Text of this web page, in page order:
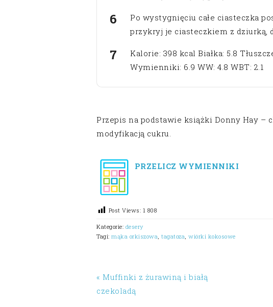
Po wystygnięciu całe ciasteczka
przykryj je ciasteczkiem z dziurką,
Kalorie: 398 kcal Białka: 5.8
Wymienniki: 6.9 WW: 4.8 WBT: 2.1
Przepis na podstawie książki Donny Hay –
modyfikacją cukru.
PRZELICZ WYMIENNIKI
Post Views: 1 808
Kategorie: desery
Tagi: mąka orkiszowa, tagatoza, wiórki kokosowe
« Muffinki z żurawiną i białą
czekoladą